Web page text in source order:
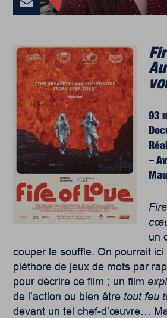
93
–
un
couper le souffle. On pourrait
pléthore de jeux de mots par
pour décrire ce film ; un film
de l’action ou bien être tout feu
devant un tel chef-d’œuvre…